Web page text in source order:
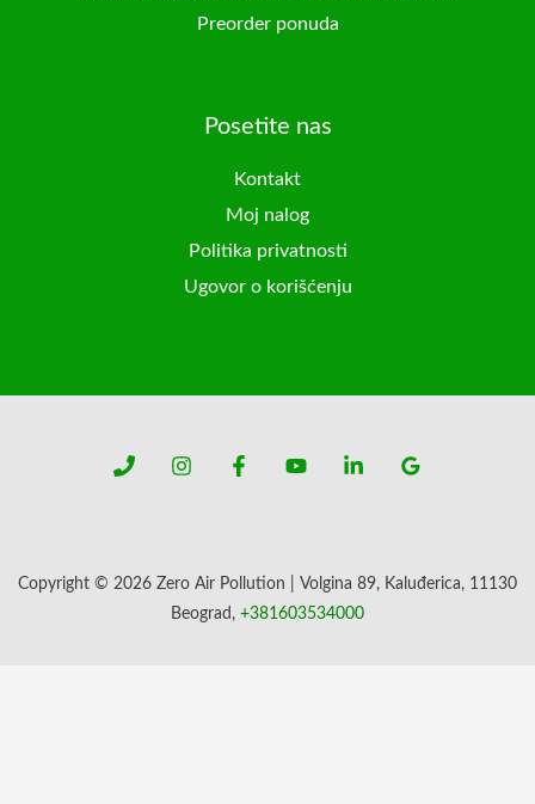
Preorder ponuda
Posetite nas
Kontakt
Moj nalog
Politika privatnosti
Ugovor o korišćenju
Copyright © 2026 Zero Air Pollution | Volgina 89, Kaluđerica, 11130
Beograd, +381603534000